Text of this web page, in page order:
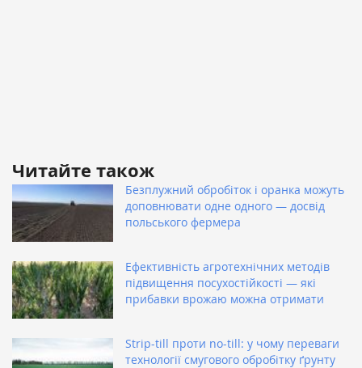
Читайте також
Безплужний обробіток і оранка можуть
доповнювати одне одного — досвід
польського фермера
Ефективність агротехнічних методів
підвищення посухостійкості — які
прибавки врожаю можна отримати
Strip-till проти no-till: у чому переваги
технології смугового обробітку ґрунту